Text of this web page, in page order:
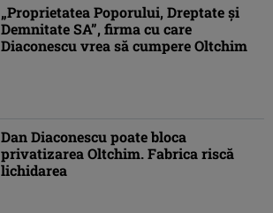
„Proprietatea Poporului, Dreptate şi
Demnitate SA”, firma cu care
Diaconescu vrea să cumpere Oltchim
Dan Diaconescu poate bloca
privatizarea Oltchim. Fabrica riscă
lichidarea